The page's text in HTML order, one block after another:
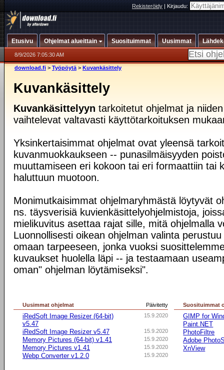
Rekisteröidy|Kirjaudu:
Etusivu Ohjelmat alueittain Suosituimmat Uusimmat
8/9/2026 7:05:30 AM
download.fi > Työpöytä > Kuvankäsittely
Kuvankäsittely
Kuvankäsittelyyn tarkoitetut ohjelmat ja
vaihtelevat valtavasti käyttötarkoituksen
Yksinkertaisimmat ohjelmat ovat yleensä
kuvanmuokkaukseen -- punasilmäisyyden
muuttamiseen eri kokoon tai eri formaattiin tai
haluttuun muotoon.
Monimutkaisimmat ohjelmaryhmästä löytyvät
ns. täysverisiä kuvienkäsittelyohjelmistoja,
mielikuvitus asettaa rajat sille, mitä ohjelmalla
Luonnollisesti oikean ohjelman valinta
omaan tarpeeseen, jonka vuoksi
kuvaukset huolella läpi -- ja testaamaan
oman" ohjelman löytämiseksi".
Päivitetty
Uusimmat ohjelmat
15.9.2020
iRedSoft Image Resizer (64-bit)
v5.47
15.9.2020
iRedSoft Image Resizer v5.47
15.9.2020
Memory Pictures (64-bit) v1.41
15.9.2020
Memory Pictures v1.41
15.9.2020
Webp Converter v1.2.0
Suosituimmat
GIMP for
Paint.NET
PhotoFiltre
Adobe
XnView